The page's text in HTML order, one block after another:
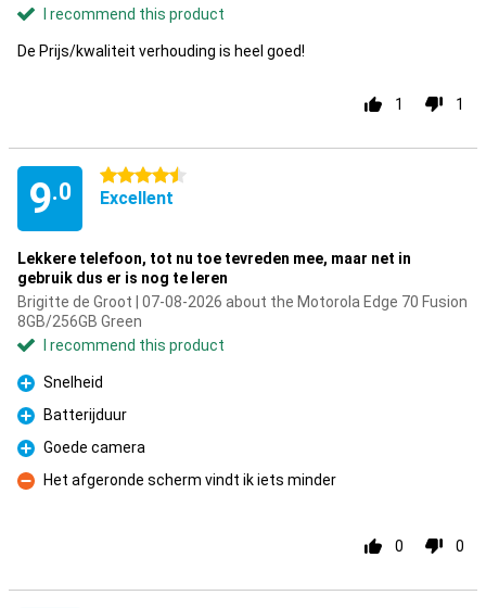
I recommend this product
De Prijs/kwaliteit verhouding is heel goed!
1 1
9.0
4.5 stars
Excellent
Lekkere telefoon, tot nu toe tevreden mee, maar net in
gebruik dus er is nog te leren
Brigitte de Groot | 07-08-2026 about the Motorola Edge 70 Fusion
8GB/256GB Green
I recommend this product
Pro
Snelheid
Pro
Batterijduur
Pro
Goede camera
Con
Het afgeronde scherm vindt ik iets minder
0 0